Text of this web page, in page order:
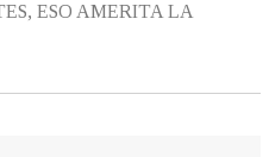
ESO AMERITA LA